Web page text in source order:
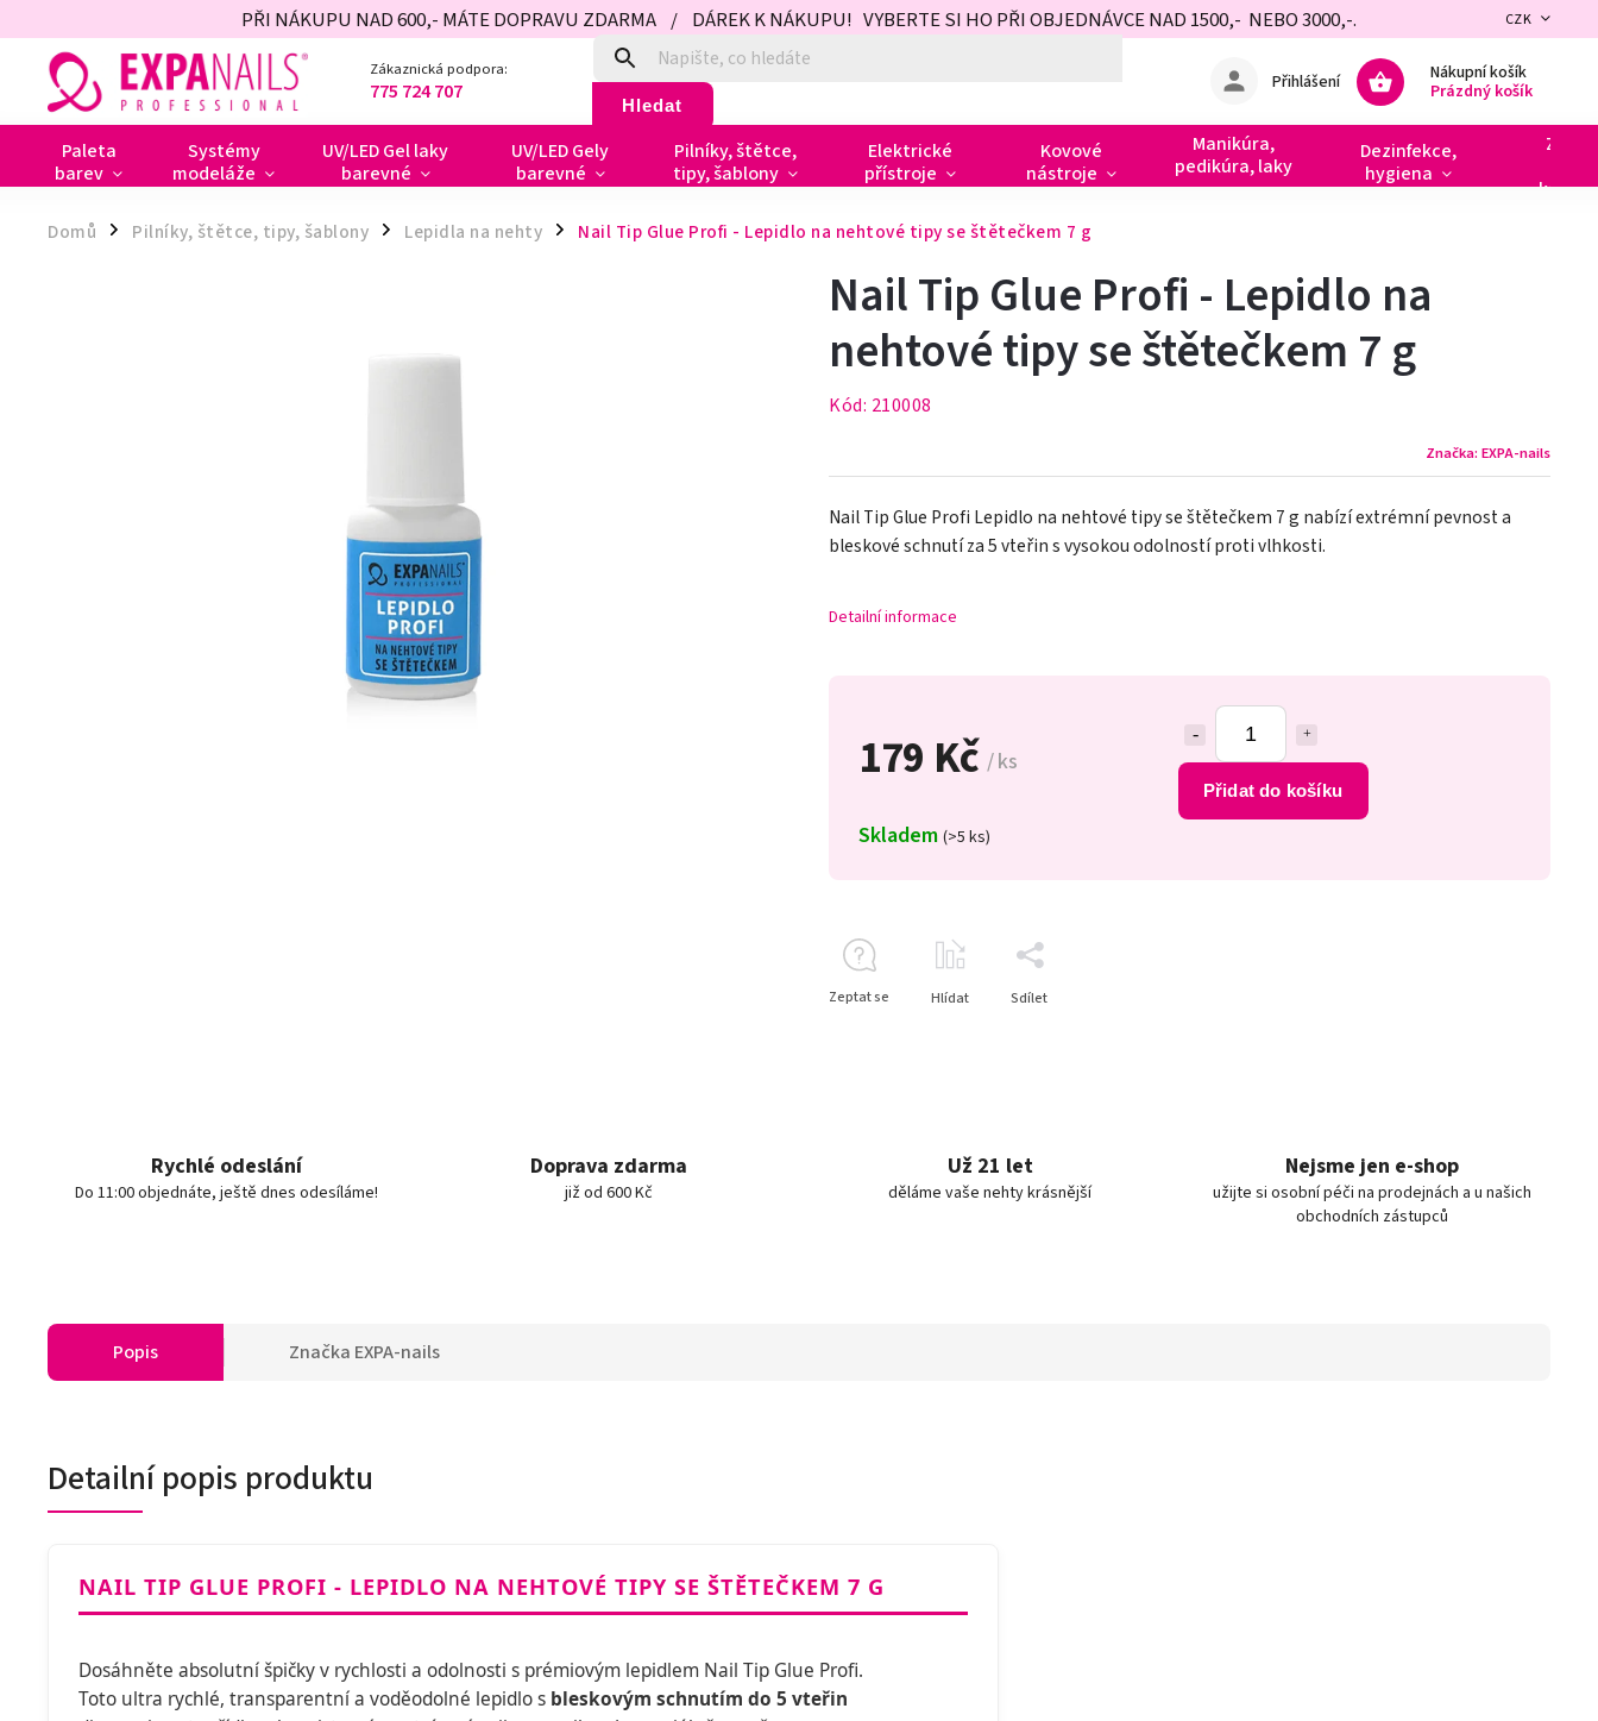
PŘI NÁKUPU NAD 600,- MÁTE DOPRAVU ZDARMA / DÁREK K NÁKUPU! VYBERTE SI HO PŘI OBJEDNÁVCE NAD 1500,- NEBO 3000,-. CZK
Zákaznická podpora:
775 724 707 Hledat
Nákupní košík
Prázdný košík
Přihlášení
Paleta
barev
Systémy
modeláže
UV/LED Gel laky
barevné
UV/LED Gely
barevné
Pilníky, štětce,
tipy, šablony
Elektrické
přístroje
Kovové
nástroje
Manikúra,
pedikúra, laky
Dezinfekce,
hygiena
Domů / Pilníky, štětce, tipy, šablony / Lepidla na nehty / Nail Tip Glue Profi - Lepidlo na nehtové tipy se štětečkem 7 g
179 Kč / ks
Přidat do košíku
Skladem (>5 ks)
Nail Tip Glue Profi - Lepidlo na
nehtové tipy se štětečkem 7 g
Kód: 210008
Značka: EXPA-nails
Nail Tip Glue Profi Lepidlo na nehtové tipy se štětečkem 7 g nabízí extrémní pevnost a
bleskové schnutí za 5 vteřin s vysokou odolností proti vlhkosti.
Detailní informace
Zeptat se Hlídat Sdílet
Rychlé odeslání
Do 11:00 objednáte, ještě dnes odesíláme!
Doprava zdarma
již od 600 Kč
Už 21 let
děláme vaše nehty krásnější
Nejsme jen e-shop
užijte si osobní péči na prodejnách a u našich
obchodních zástupců
Popis Značka EXPA-nails
Detailní popis produktu
NAIL TIP GLUE PROFI - LEPIDLO NA NEHTOVÉ TIPY SE ŠTĚTEČKEM 7 G
Dosáhněte absolutní špičky v rychlosti a odolnosti s prémiovým lepidlem Nail Tip Glue Profi.
Toto ultra rychlé, transparentní a voděodolné lepidlo s bleskovým schnutím do 5 vteřin